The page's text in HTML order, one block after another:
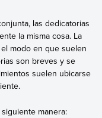
las dedicatorias
la misma cosa. La
modo en que suelen
son breves y se
suelen ubicarse
manera: